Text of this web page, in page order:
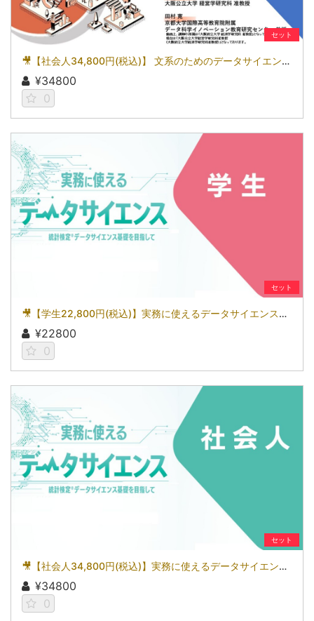
セット
🎥【社会人34,800円(税込)】 文系のためのデータサイエンス入門～統計検定(R)3級を目指して～［京都大学データサイエンス講座］（2026）
¥34800
0
セット
🎥【学生22,800円(税込)】実務に使えるデータサイエンス～統計検定(R)データサイエンス基礎を目指して～［京都大学データサイエンス講座］（2026）
¥22800
0
セット
🎥【社会人34,800円(税込)】実務に使えるデータサイエンス～統計検定(R)データサイエンス基礎を目指して～［京都大学データサイエンス講座］（2026）
¥34800
0